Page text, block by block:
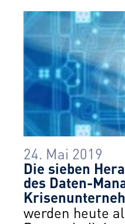
24. Mai 2019
Die sieben
des Daten-
werden heute